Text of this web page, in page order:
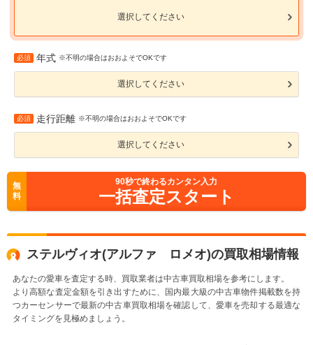
選択してください
必須 年式 ※不明の場合はおおよそでOKです
選択してください
必須 走行距離 ※不明の場合はおおよそでOKです
選択してください
無
料
90秒で終わるカンタン入力
一括査定スタート
ステルヴィオ(アルファ ロメオ)の買取相場情報
あなたの愛車を査定する時、買取業者は中古車買取相場を参考にします。
より高額な査定金額を引き出すために、国内最大級の中古車物件掲載数を持
つカーセンサーで最新の中古車買取相場を確認して、愛車を売却する最適な
タイミングを見極めましょう。